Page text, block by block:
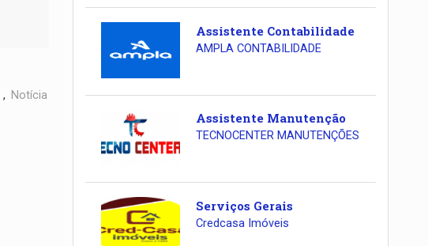
, Notícia
Assistente Contabilidade
AMPLA CONTABILIDADE
Assistente Manutenção
TECNOCENTER MANUTENÇÕES
Serviços Gerais
Credcasa Imóveis